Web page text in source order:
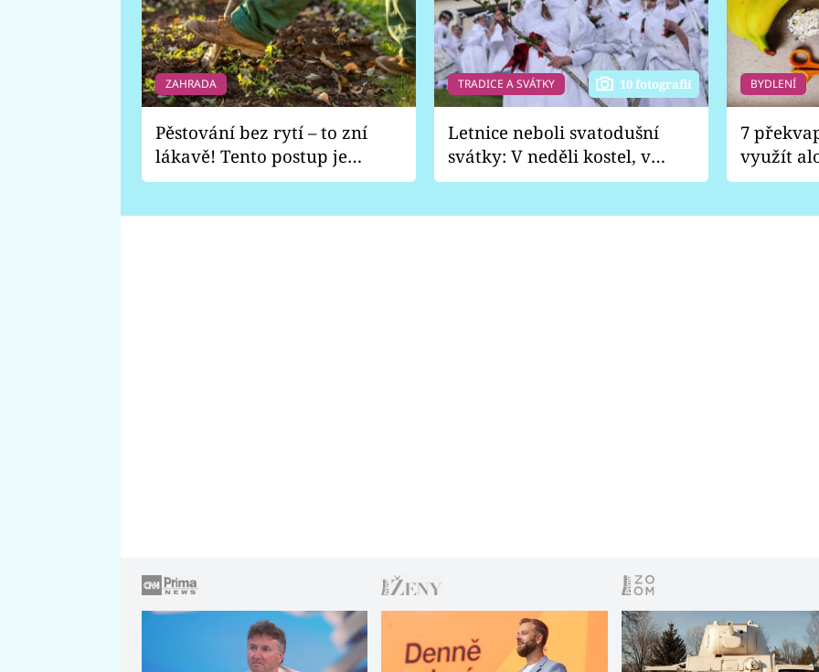
ZAHRADA
Pěstování bez rytí – to zní
lákavě! Tento postup je
vhodný jen pro některé
TRADICE A SVÁTKY 10 fotografií
Letnice neboli svatodušní
svátky: V neděli kostel, v
pondělí zábava
BYDLENÍ
7
využít